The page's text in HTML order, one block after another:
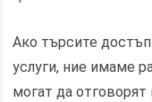
Ако търсите
услуги, ние имаме
могат да